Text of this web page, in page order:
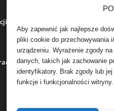
Aby zapewnić jak najlepsze
pliki cookie do przechowywania
urządzeniu. Wyrażenie zgody
danych, takich jak zachowanie
identyfikatory. Brak zgody lub
funkcje i funkcjonalności witryny.
Biały Bór
Aktualności